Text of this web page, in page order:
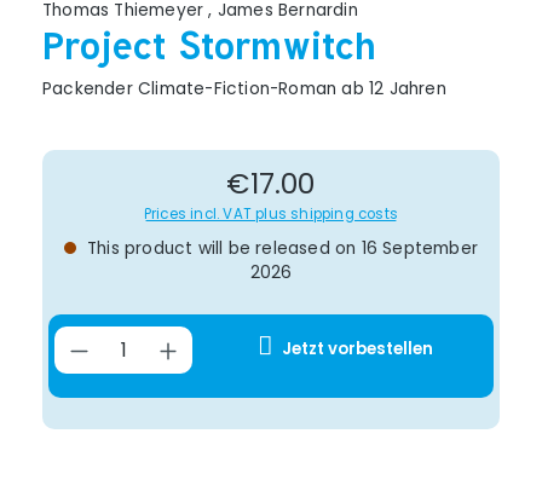
Thomas Thiemeyer, James Bernardin
Project Stormwitch
Packender Climate-Fiction-Roman ab 12 Jahren
Regular price:
€17.00
Prices incl. VAT plus shipping costs
This product will be released on 16 September
2026
Product Quantity: Enter the
Jetzt vorbestellen